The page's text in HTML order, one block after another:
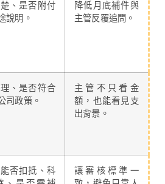
、是否附付
說明。
降低月底補件與
主管反覆追問。
、是否符合
司政策。
主管不只看金
額，也能看見支
出背景。
否扣抵、科
讓審核標準一